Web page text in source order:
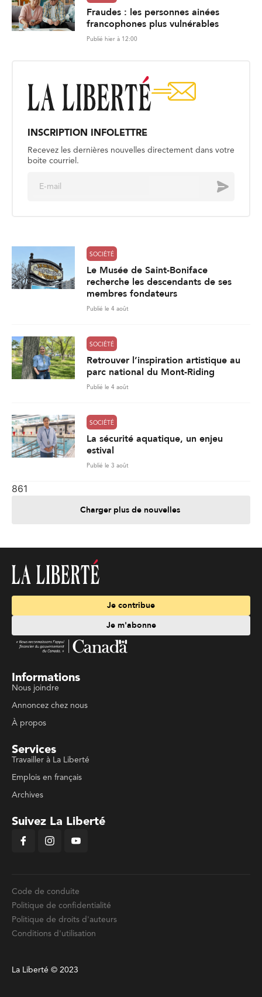
Fraudes : les personnes ainées
francophones plus vulnérables
Publié hier à 12:00
INSCRIPTION INFOLETTRE
Recevez les dernières nouvelles directement dans votre
boite courriel.
Envoyer
SOCIÉTÉ
Le Musée de Saint-Boniface
recherche les descendants de ses
membres fondateurs
Publié le 4 août
SOCIÉTÉ
Retrouver l’inspiration artistique au
parc national du Mont-Riding
Publié le 4 août
SOCIÉTÉ
La sécurité aquatique, un enjeu
estival
Publié le 3 août
861
Charger plus de nouvelles
Je contribue
Je m'abonne
Informations
Nous joindre
Annoncez chez nous
À propos
Services
Travailler à La Liberté
Emplois en français
Archives
Suivez La Liberté
Code de conduite
Politique de confidentialité
Politique de droits d'auteurs
Conditions d'utilisation
La Liberté © 2023